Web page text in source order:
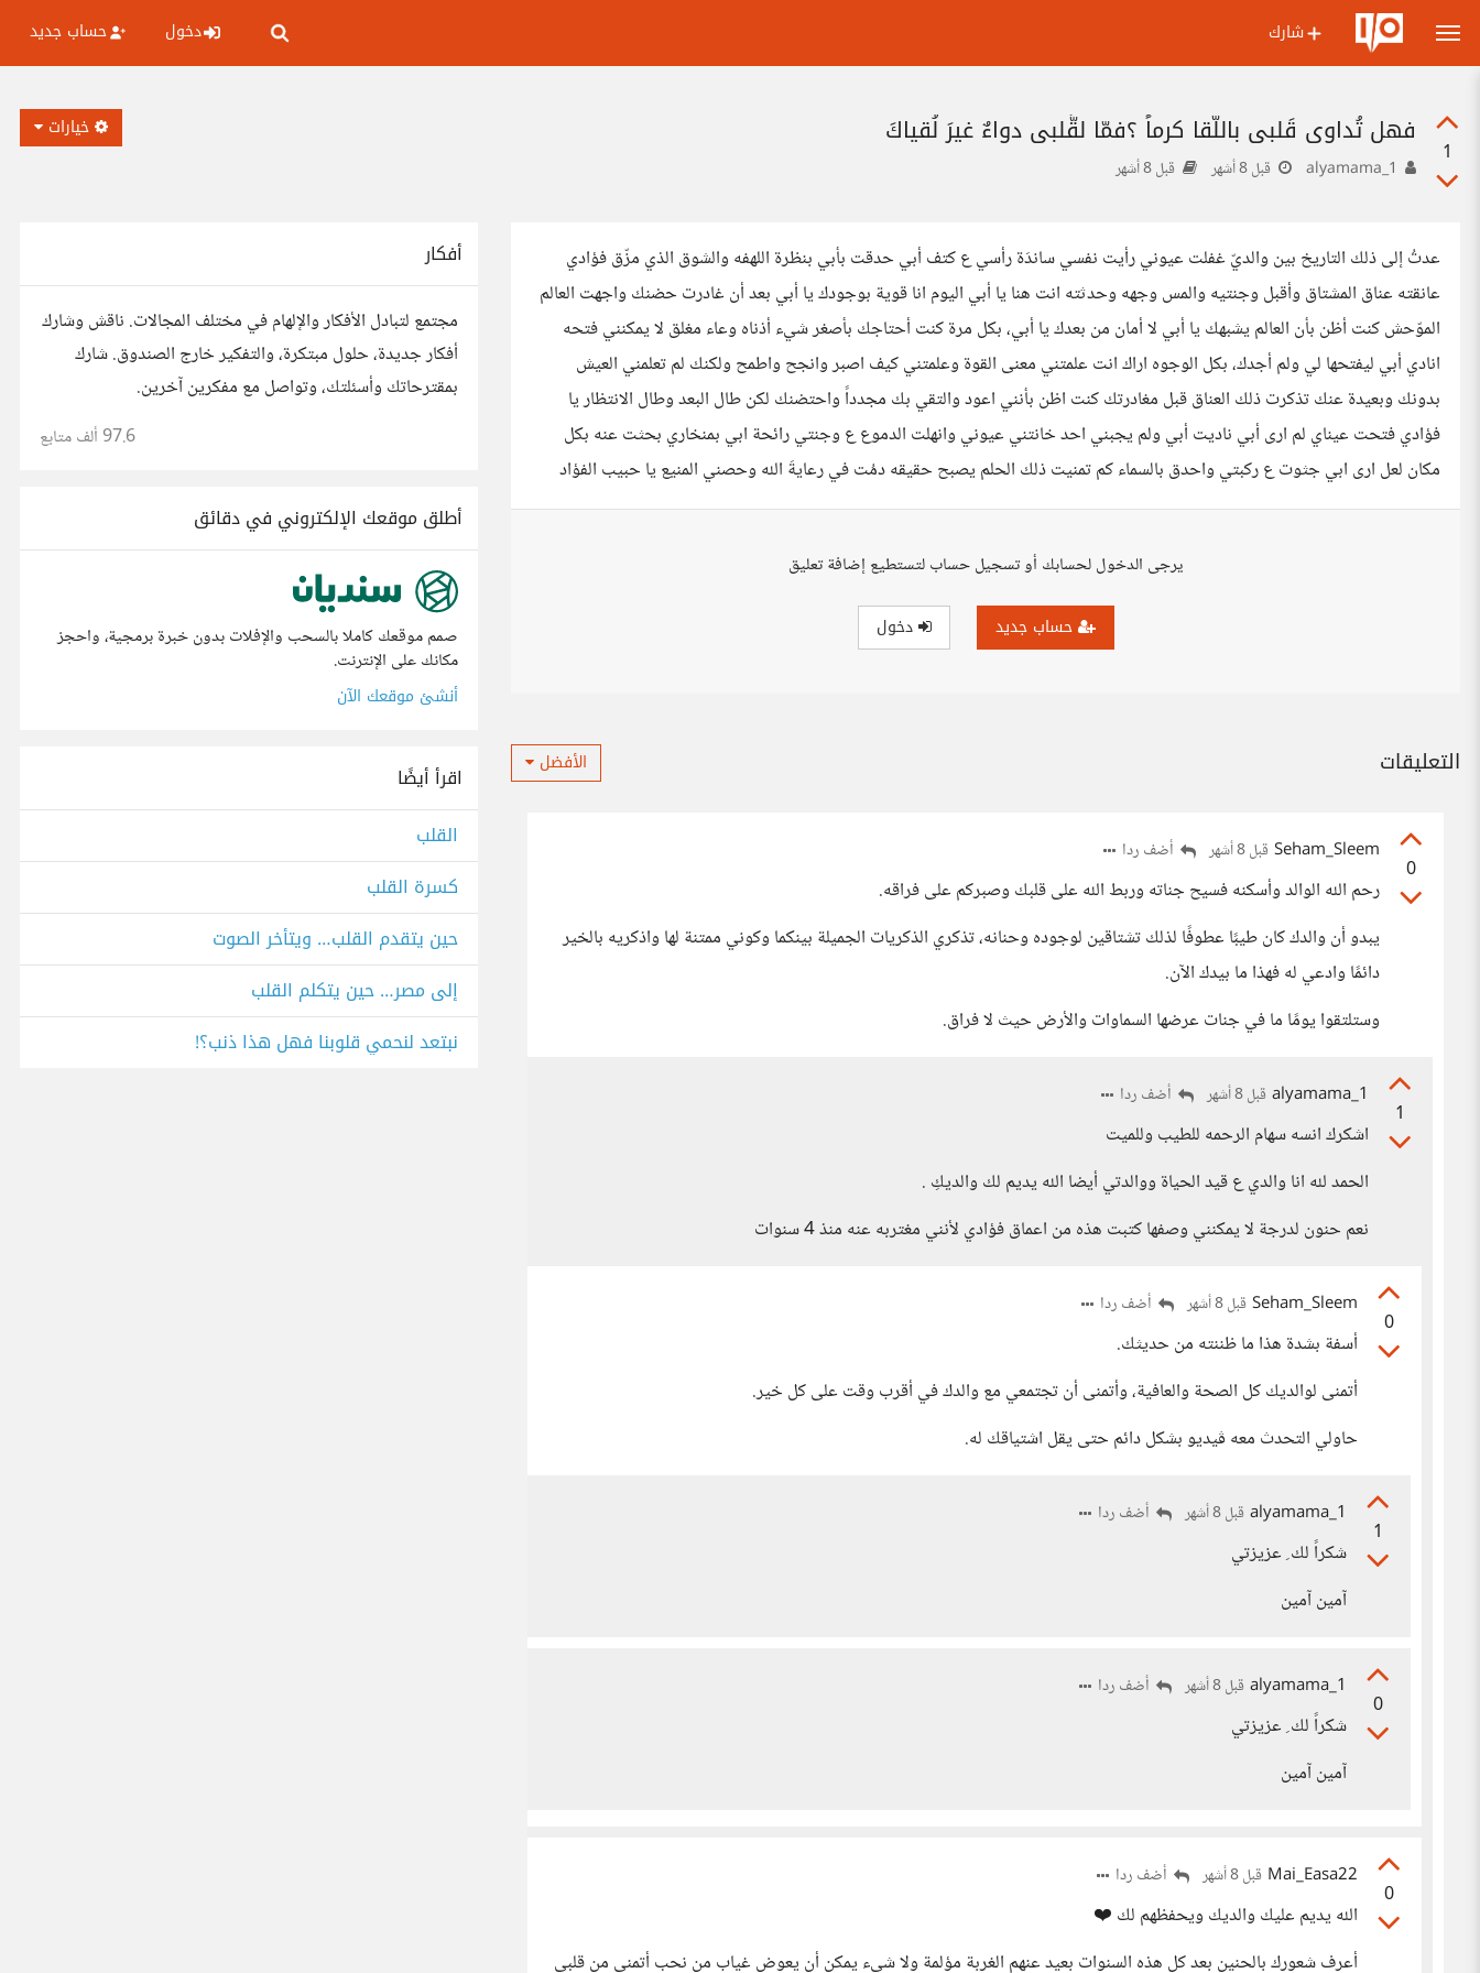
شارك دخول حساب جديد
1
فهل تُداوي قَلبي باللّقا كرماً ؟فمّا لقَّلبي دواءٌ غيرَ لُقياكَ
قبل 8 أشهر قبل 8 أشهر
خيارات
عدتُ إلى ذلك التاريخ بين والديّ غفلت عيوني رأيت نفسي ساندَة رأسي ع كتف أبي حدقت بأبي بنظرة اللهفه والشوق الذي مزّق فؤادي
عانقته عناق المشتاق وأقبل وجنتيه والمس وجهه وحدثته انت هنا يا أبي اليوم انا قوية بوجودك يا أبي بعد أن غادرت حضنك واجهت العالم
الموّحش كنت أظن بأن العالم يشبهك يا أبي لا أمان من بعدك يا أبي، بكل مرة كنت أحتاجك بأصغر شيء أذناه وعاء مغلق لا يمكنني فتحه
انادي أبي ليفتحها لي ولم أجدك، بكل الوجوه اراك انت علمتني معنى القوة وعلمتني كيف اصبر وانجح واطمح ولكنك لم تعلمني العيش
بدونك وبعيدة عنك تذكرت ذلك العناق قبل مغادرتك كنت اظن بأنني اعود والتقي بك مجدداً واحتضنك لكن طال البعد وطال الانتظار يا
فؤادي فتحت عيناي لم ارى أبي ناديت أبي ولم يجبني احد خانتني عيوني وانهلت الدموع ع وجنتي رائحة ابي بمنخاري بحثت عنه بكل
مكان لعل ارى ابي جثوت ع ركبتي واحدق بالسماء كم تمنيت ذلك الحلم يصبح حقيقه دمُت في رعايةَ الله وحصني المنيع يا حبيب الفؤاد
يرجى الدخول لحسابك أو تسجيل حساب لتستطيع إضافة تعليق
حساب جديد دخول
التعليقات الأفضل
0
Seham_Sleem قبل 8 أشهر أضف ردا
رحم الله الوالد وأسكنه فسيح جناته وربط الله على قلبك وصبركم على فراقه.
يبدو أن والدك كان طيبًا عطوفًا لذلك تشتاقين لوجوده وحنانه، تذكري الذكريات الجميلة بينكما وكوني ممتنة لها واذكريه بالخير
دائمًا وادعي له فهذا ما بيدك الآن.
وستلتقوا يومًا ما في جنات عرضها السماوات والأرض حيث لا فراق.
1
alyamama_1 قبل 8 أشهر أضف ردا
اشكرك انسه سهام الرحمه للطيب وللميت
الحمد لله انا والدي ع قيد الحياة ووالدتي أيضا الله يديم لك والديكِ .
نعم حنون لدرجة لا يمكنني وصفها كتبت هذه من اعماق فؤادي لأنني مغتربه عنه منذ 4 سنوات
0
Seham_Sleem قبل 8 أشهر أضف ردا
أسفة بشدة هذا ما ظننته من حديثك.
أتمنى لوالديك كل الصحة والعافية، وأتمنى أن تجتمعي مع والدك في أقرب وقت على كل خير.
حاولي التحدث معه ڤيديو بشكل دائم حتى يقل اشتياقك له.
1
alyamama_1 قبل 8 أشهر أضف ردا
شكراً لك ِ عزيزتي
آمين آمين
0
alyamama_1 قبل 8 أشهر أضف ردا
شكراً لك ِ عزيزتي
آمين آمين
0
Mai_Easa22 قبل 8 أشهر أضف ردا
الله يديم عليك والديك ويحفظهم لك ❤️
أعرف شعورك بالحنين بعد كل هذه السنوات بعيد عنهم الغربة مؤلمة ولا شيء يمكن أن يعوض غياب من نحب أتمنى من قلبي
أفكار
مجتمع لتبادل الأفكار والإلهام في مختلف المجالات. ناقش وشارك
أفكار جديدة، حلول مبتكرة، والتفكير خارج الصندوق. شارك
بمقترحاتك وأسئلتك، وتواصل مع مفكرين آخرين.
97.6 ألف متابع
أطلق موقعك الإلكتروني في دقائق
صمم موقعك كاملا بالسحب والإفلات بدون خبرة برمجية، واحجز
مكانك على الإنترنت.
أنشئ موقعك الآن
اقرأ أيضًا
القلب
كسرة القلب
حين يتقدم القلب… ويتأخر الصوت
إلى مصر… حين يتكلم القلب
نبتعد لنحمي قلوبنا فهل هذا ذنب؟!